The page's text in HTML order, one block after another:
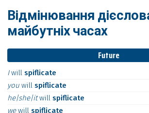
Відмінювання
майбутніх часах
Future
Iwill spiflicate
you will spiflicate
he|she|itwill spiflicate
wewill spiflicate